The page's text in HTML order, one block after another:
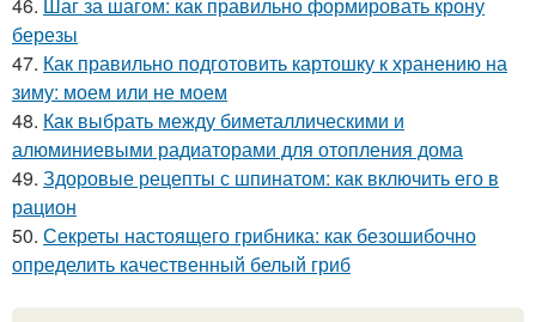
березы
47. Как правильно подготовить картошку к хранению на
зиму: моем или не моем
48. Как выбрать между биметаллическими и
алюминиевыми радиаторами для отопления дома
49. Здоровые рецепты с шпинатом: как включить его в
рацион
50. Секреты настоящего грибника: как безошибочно
определить качественный белый гриб